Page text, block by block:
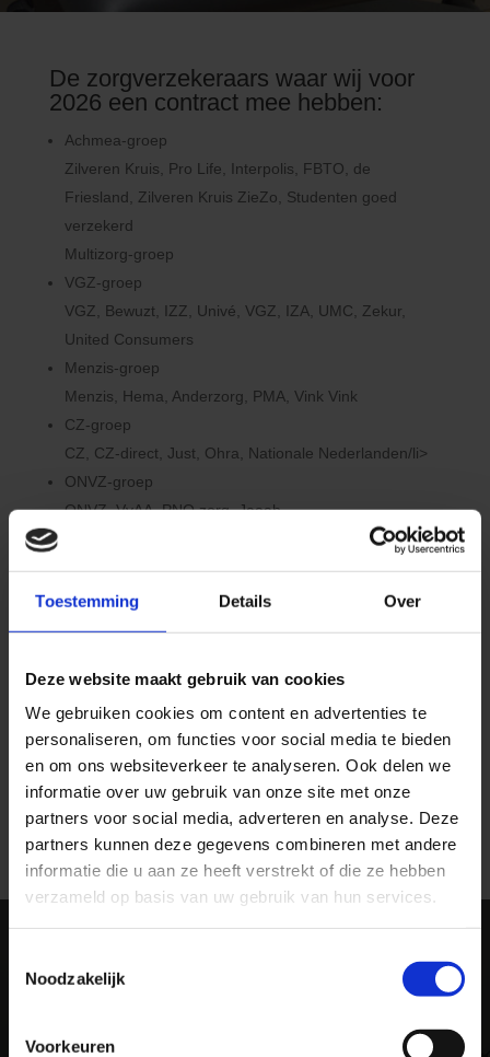
Toestemming Details Over
Deze website maakt gebruik van cookies
We gebruiken cookies om content en advertenties te
personaliseren, om functies voor social media te bieden
en om ons websiteverkeer te analyseren. Ook delen we
informatie over uw gebruik van onze site met onze
partners voor social media, adverteren en analyse. Deze
partners kunnen deze gegevens combineren met andere
informatie die u aan ze heeft verstrekt of die ze hebben
verzameld op basis van uw gebruik van hun services.
Noodzakelijk
Voorkeuren
De zorgverzekeraars waar wij voor
2026 een contract mee hebben:
Achmea-groep
Zilveren Kruis, Pro Life, Interpolis, FBTO, de
Friesland, Zilveren Kruis ZieZo, Studenten goed
verzekerd
Multizorg-groep
VGZ-groep
VGZ, Bewuzt, IZZ, Univé, VGZ, IZA, UMC, Zekur,
United Consumers
Menzis-groep
Menzis, Hema, Anderzorg, PMA, Vink Vink
CZ-groep
CZ, CZ-direct, Just, Ohra, Nationale Nederlanden/li>
ONVZ-groep
ONVZ, VvAA, PNO zorg, Jaaah
Eucare
De zorgverzekeraars waar wij voor
2026 geen contract mee hebben:
Zorg en Zekerheid, Eno, Salland, Zorg direct
Bij ons kan iedereen terecht. Of je
nu topsporter bent of fitter wil